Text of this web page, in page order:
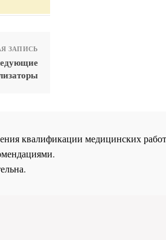
ЗАПИСЬ
квалификации медицинских